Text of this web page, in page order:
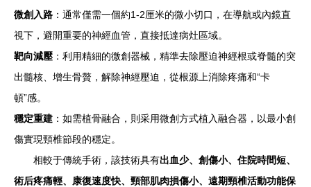
微創入路 ：通常僅需一個約1-2厘米的微小切口，在導航或內鏡直
視下，避開重要的神經血管，直接抵達病灶區域。
靶向減壓 ：利用精細的微創器械，精準去除壓迫神經根或脊髓的突
出髓核、增生骨贅，解除神經壓迫，從根源上消除疼痛和“卡
頓”感。
穩定重建 ：如需植骨融合，則采用微創方式植入融合器，以最小創
傷實現頸椎節段的穩定。
相較于傳統手術，該技術具有出血少、創傷小、住院時間短、
術后疼痛輕、康復速度快、頸部肌肉損傷小、遠期頸椎活動功能保